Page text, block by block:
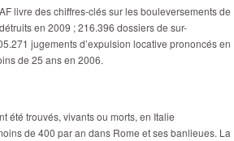
livre des chiffres-clés sur les bouleversements de
en 2009 ; 216.396 dossiers de sur-
jugements d’expulsion locative prononcés en
de 25 ans en 2006.
été trouvés, vivants ou morts, en Italie
de 400 par an dans Rome et ses banlieues. La